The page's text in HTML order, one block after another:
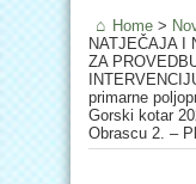
Home >
NATJEČAJA I
ZA
primarne
Gorski kotar
Obrascu 2. –